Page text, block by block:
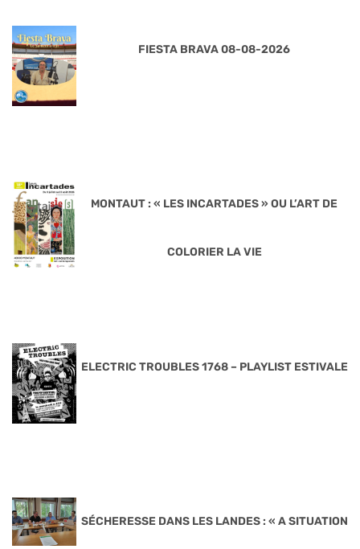
FIESTA BRAVA 08-08-2026
MONTAUT : « LES INCARTADES » OU L’ART DE
COLORIER LA VIE
ELECTRIC TROUBLES 1768 – PLAYLIST ESTIVALE
SÉCHERESSE DANS LES LANDES : « A SITUATION